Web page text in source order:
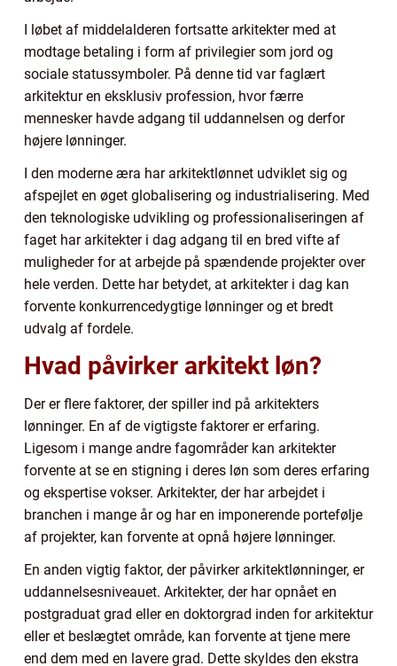
I løbet af middelalderen fortsatte arkitekter med at
modtage betaling i form af privilegier som jord og
sociale statussymboler. På denne tid var faglært
arkitektur en eksklusiv profession, hvor færre
mennesker havde adgang til uddannelsen og derfor
højere lønninger.
I den moderne æra har arkitektlønnet udviklet sig og
afspejlet en øget globalisering og industrialisering. Med
den teknologiske udvikling og professionaliseringen af
faget har arkitekter i dag adgang til en bred vifte af
muligheder for at arbejde på spændende projekter over
hele verden. Dette har betydet, at arkitekter i dag kan
forvente konkurrencedygtige lønninger og et bredt
udvalg af fordele.
Hvad påvirker arkitekt løn?
Der er flere faktorer, der spiller ind på arkitekters
lønninger. En af de vigtigste faktorer er erfaring.
Ligesom i mange andre fagområder kan arkitekter
forvente at se en stigning i deres løn som deres erfaring
og ekspertise vokser. Arkitekter, der har arbejdet i
branchen i mange år og har en imponerende portefølje
af projekter, kan forvente at opnå højere lønninger.
En anden vigtig faktor, der påvirker arkitektlønninger, er
uddannelsesniveauet. Arkitekter, der har opnået en
postgraduat grad eller en doktorgrad inden for arkitektur
eller et beslægtet område, kan forvente at tjene mere
end dem med en lavere grad. Dette skyldes den ekstra